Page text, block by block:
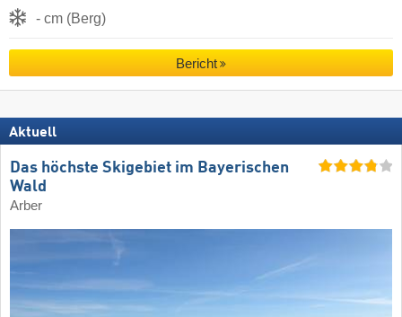
- cm (Berg)
Bericht
Aktuell
Das höchste Skigebiet im Bayerischen
Wald
Arber